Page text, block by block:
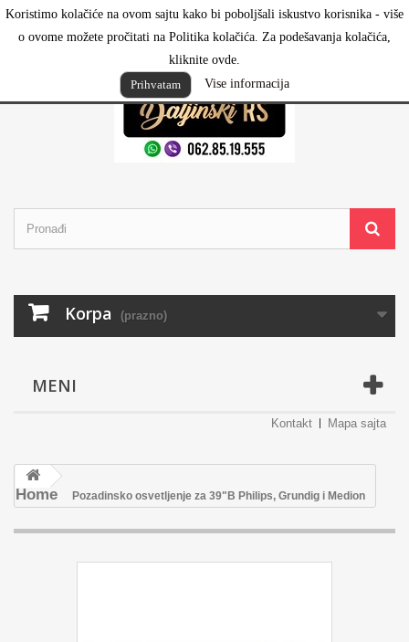
Koristimo kolačiće na ovom sajtu kako bi poboljšali iskustvo korisnika - više
o ovome možete pročitati na Politika kolačića. Za podešavanja kolačića,
kliknite ovde.
Prihvatam
Vise informacija
Prijavi se
Korpa (prazno)
MENI
Kontakt Mapa sajta
Home Pozadinsko osvetljenje za 39"B Philips, Grundig i Medion